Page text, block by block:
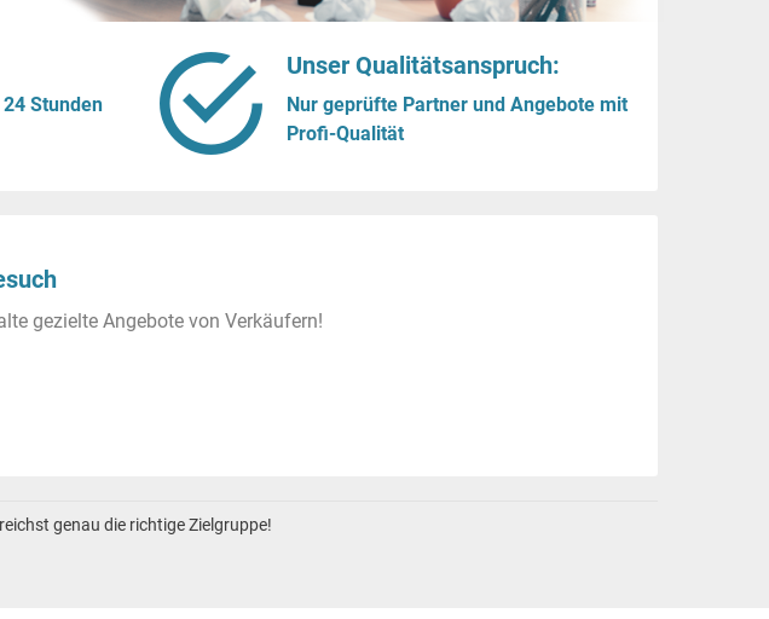
Stunden
Unser Qualitätsanspruch:
Nur geprüfte Partner und Angebote mit
Profi-Qualität
gezielte Angebote von Verkäufern!
genau die richtige Zielgruppe!